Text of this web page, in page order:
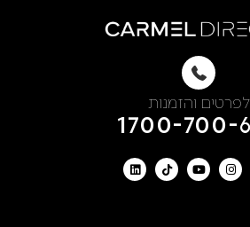
לפרטים והזמנות
1700-700-